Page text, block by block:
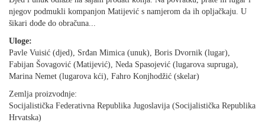
njegov podmukli kompanjon Matijević s namjerom da ih opljačkaju. U
šikari dođe do obračuna...
Uloge:
Pavle Vuisić (djed), Srđan Mimica (unuk), Boris Dvornik (lugar),
Fabijan Šovagović (Matijević), Neda Spasojević (lugarova supruga),
Marina Nemet (lugarova kći), Fahro Konjhodžić (skelar)
Zemlja proizvodnje:
Socijalistička Federativna Republika Jugoslavija (Socijalistička Republika
Hrvatska)